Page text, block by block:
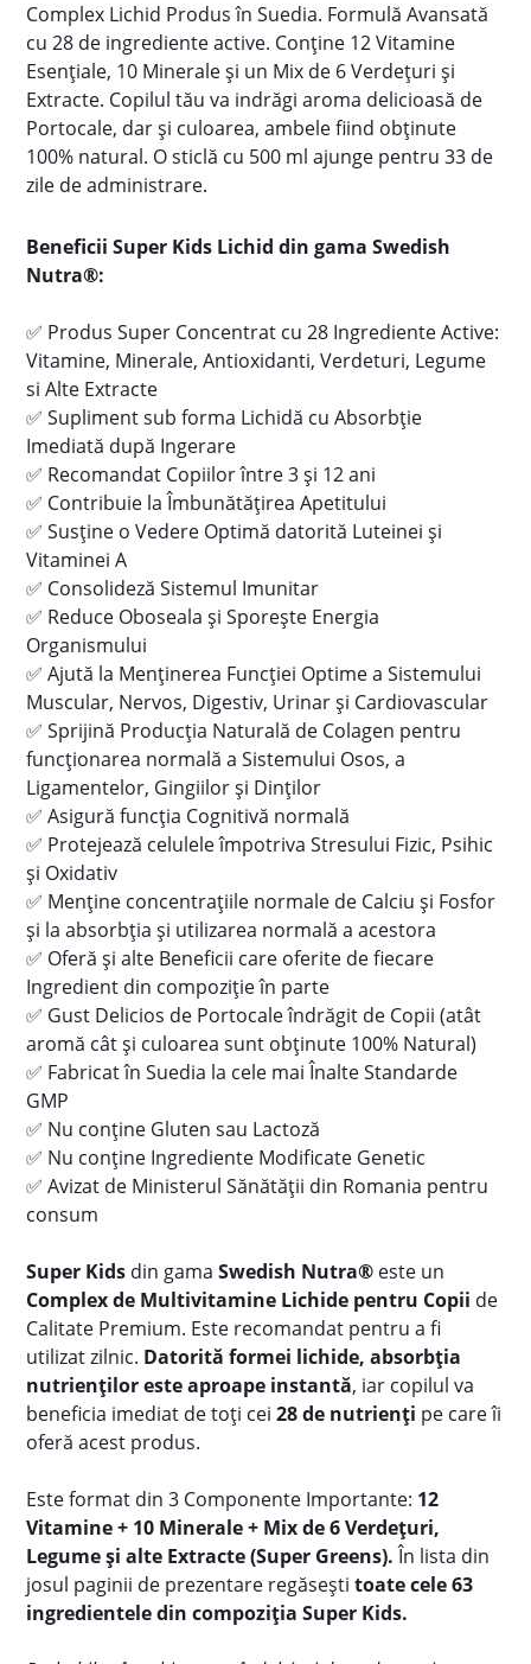
Complex Lichid Produs în Suedia. Formulă Avansată
cu 28 de ingrediente active. Conține 12 Vitamine
Esențiale, 10 Minerale și un Mix de 6 Verdețuri și
Extracte. Copilul tău va indrăgi aroma delicioasă de
Portocale, dar și culoarea, ambele fiind obținute
100% natural. O sticlă cu 500 ml ajunge pentru 33 de
zile de administrare.
Beneficii Super Kids Lichid din gama Swedish
Nutra®:
✅ Produs Super Concentrat cu 28 Ingrediente Active:
Vitamine, Minerale, Antioxidanti, Verdeturi, Legume
si Alte Extracte
✅Supliment sub forma Lichidă cu Absorbție
Imediată după Ingerare
✅ Recomandat Copiilor între 3 și 12 ani
✅ Contribuie la Îmbunătățirea Apetitului
✅Susține o Vedere Optimă datorită Luteinei și
Vitaminei A
✅ Consolideză Sistemul Imunitar
✅ Reduce Oboseala și Sporește Energia
Organismului
✅Ajută la Menținerea Funcției Optime a Sistemului
Muscular, Nervos, Digestiv, Urinar și Cardiovascular
✅Sprijină Producția Naturală de Colagen pentru
funcționarea normală a Sistemului Osos, a
Ligamentelor, Gingiilor și Dinților
✅Asigură funcția Cognitivă normală
✅ Protejează celulele împotriva Stresului Fizic, Psihic
și Oxidativ
✅ Menține concentrațiile normale de Calciu și Fosfor
și la absorbția și utilizarea normală a acestora
✅ Oferă și alte Beneficii care oferite de fiecare
Ingredient din compoziție în parte
✅ Gust Delicios de Portocale îndrăgit de Copii (atât
aromă cât și culoarea sunt obținute 100% Natural)
✅ Fabricat în Suedia la cele mai Înalte Standarde
GMP
✅ Nu conține Gluten sau Lactoză
✅ Nu conține Ingrediente Modificate Genetic
✅Avizat de Ministerul Sănătății din Romania pentru
consum
Super Kids din gamaSwedish Nutra® este un
Complex de Multivitamine Lichide pentru Copii de
Calitate Premium. Este recomandat pentru a fi
utilizat zilnic. Datorită formei lichide, absorbția
nutrienților este aproape instantă, iar copilul va
beneficia imediat de toți cei28 de nutrienți pe care îi
oferă acest produs.
Este format din 3 Componente Importante: 12
Vitamine + 10 Minerale + Mix de 6 Verdețuri,
Legume și alte Extracte (Super Greens).În lista din
josul paginii de prezentare regăseștitoate cele 63
ingredientele din compoziția Super Kids.